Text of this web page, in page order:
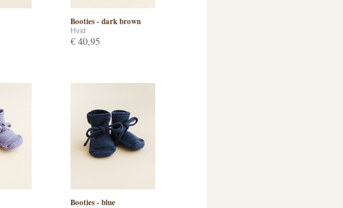
Booties - dark brown
Hvid
€ 40,95
Booties - blue